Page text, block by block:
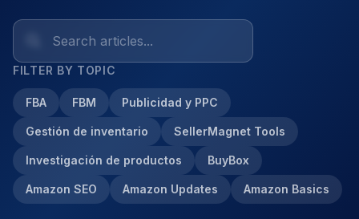
FILTER BY TOPIC
FBA FBM Publicidad y PPC
Gestión de inventario SellerMagnet Tools
Investigación de productos BuyBox
Amazon SEO Amazon Updates Amazon Basics